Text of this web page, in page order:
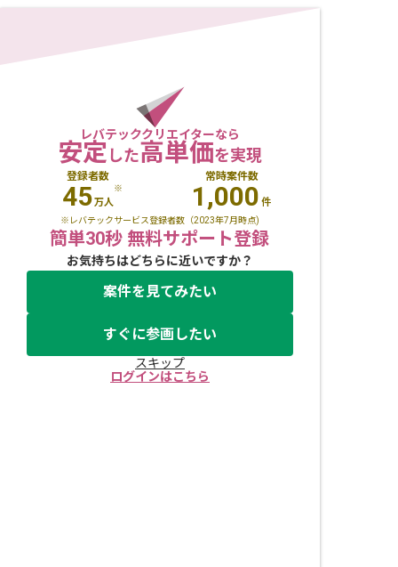
レバテッククリエイターなら
安定した高単価を実現
登録者数
45万人
※
常時案件数
1,000 件
※レバテックサービス登録者数（2023年7月時点)
簡単30秒 無料サポート登録
お気持ちはどちらに近いですか？
案件を見てみたい
すぐに参画したい
スキップ
ログインはこちら